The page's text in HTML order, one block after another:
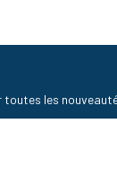
les